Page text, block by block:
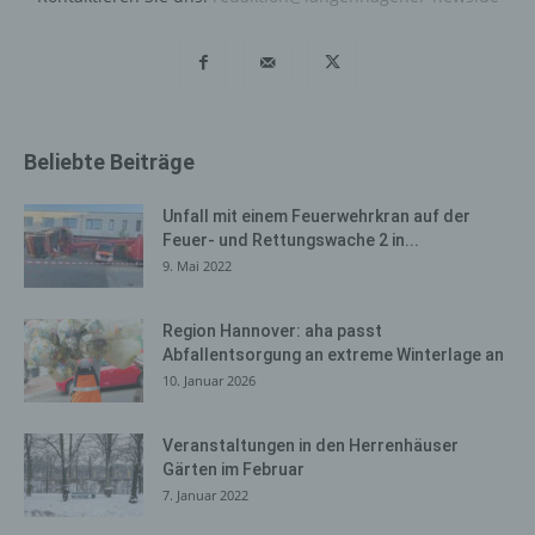
Beliebte Beiträge
Unfall mit einem Feuerwehrkran auf der
Feuer- und Rettungswache 2 in...
9. Mai 2022
Region Hannover: aha passt
Abfallentsorgung an extreme Winterlage an
10. Januar 2026
Veranstaltungen in den Herrenhäuser
Gärten im Februar
7. Januar 2022
Browsertypen und Versionen, (2) das vom zugreifenden
die Unterwebseiten, welche über ein zugreifendes
(5) das Datum und die Uhrzeit eines Zugriffs auf die
Internetseite, (6) eine Internet-Protokoll-Adresse (IP-
Adresse), (7) der Internet-Service-Provider des
zugreifenden Systems und (8) sonstige ähnliche Daten
Angriffen auf unsere informationstechnologischen
Systeme dienen.
Bei der Nutzung dieser allgemeinen Daten und
Informationen ziehen wird keine Rückschlüsse auf die
betroffene Person. Diese Informationen werden vielmehr
benötigt, um (1) die Inhalte unserer Internetseite korrekt
auszuliefern, (2) die Inhalte unserer Internetseite sowie